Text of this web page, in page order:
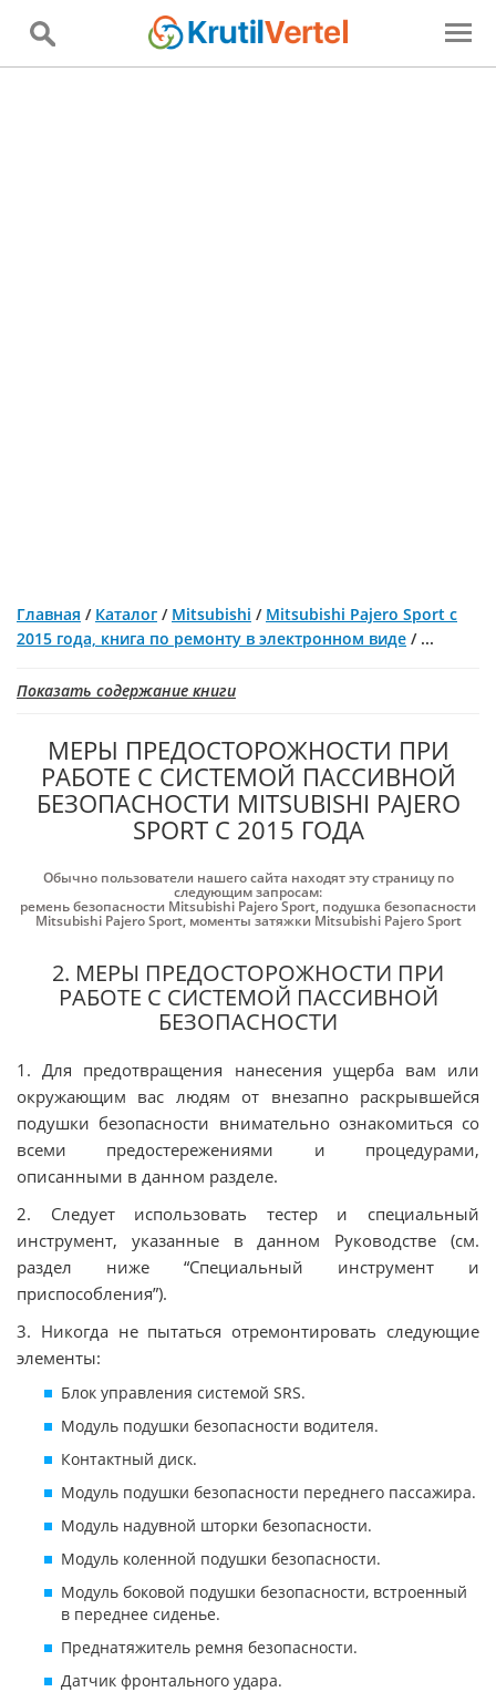
Главная / Каталог / Mitsubishi / Mitsubishi Pajero Sport с
2015 года, книга по ремонту в электронном виде / ...
Показать содержание книги
МЕРЫ ПРЕДОСТОРОЖНОСТИ ПРИ
РАБОТЕ С СИСТЕМОЙ ПАССИВНОЙ
БЕЗОПАСНОСТИ MITSUBISHI PAJERO
SPORT С 2015 ГОДА
Обычно пользователи нашего сайта находят эту страницу по
следующим запросам:
ремень безопасности Mitsubishi Pajero Sport, подушка безопасности
Mitsubishi Pajero Sport, моменты затяжки Mitsubishi Pajero Sport
2. МЕРЫ ПРЕДОСТОРОЖНОСТИ ПРИ
РАБОТЕ С СИСТЕМОЙ ПАССИВНОЙ
БЕЗОПАСНОСТИ
1. Для предотвращения нанесения ущерба вам или
окружающим вас людям от внезапно раскрывшейся
подушки безопасности внимательно ознакомиться со
всеми предостережениями и процедурами,
описанными в данном разделе.
2. Следует использовать тестер и специальный
инструмент, указанные в данном Руководстве (см.
раздел ниже “Специальный инструмент и
приспособления”).
3. Никогда не пытаться отремонтировать следующие
элементы:
Блок управления системой SRS.
Модуль подушки безопасности водителя.
Контактный диск.
Модуль подушки безопасности переднего пассажира.
Модуль надувной шторки безопасности.
Модуль коленной подушки безопасности.
Модуль боковой подушки безопасности, встроенный
в переднее сиденье.
Преднатяжитель ремня безопасности.
Датчик фронтального удара.